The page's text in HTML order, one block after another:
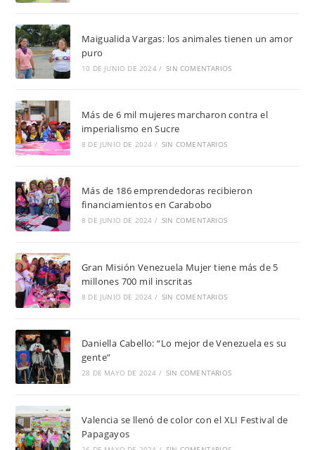
Maigualida Vargas: los animales tienen un amor
puro
10 DE JUNIO DE 2024 / SIN COMENTARIOS
Más de 6 mil mujeres marcharon contra el
imperialismo en Sucre
8 DE JUNIO DE 2024 / SIN COMENTARIOS
Más de 186 emprendedoras recibieron
financiamientos en Carabobo
8 DE JUNIO DE 2024 / SIN COMENTARIOS
Gran Misión Venezuela Mujer tiene más de 5
millones 700 mil inscritas
8 DE JUNIO DE 2024 / SIN COMENTARIOS
Daniella Cabello: “Lo mejor de Venezuela es su
gente”
28 DE MAYO DE 2024 / SIN COMENTARIOS
Valencia se llenó de color con el XLI Festival de
Papagayos